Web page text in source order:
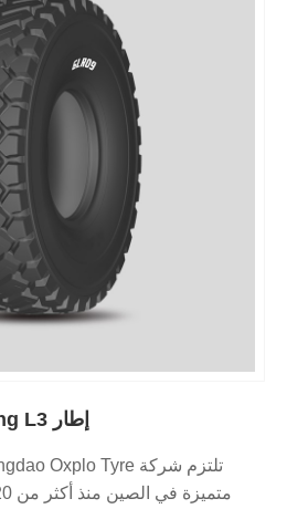
إطار Earth Moving L3 - شعاعي